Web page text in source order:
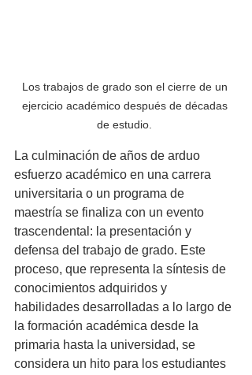
Los trabajos de grado son el cierre de un
ejercicio académico después de décadas
de estudio.
La culminación de años de arduo
esfuerzo académico en una carrera
universitaria o un programa de
maestría se finaliza con un evento
trascendental: la presentación y
defensa del trabajo de grado. Este
proceso, que representa la síntesis de
conocimientos adquiridos y
habilidades desarrolladas a lo largo de
la formación académica desde la
primaria hasta la universidad, se
considera un hito para los estudiantes